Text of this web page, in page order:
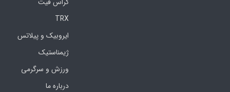
TRX
ایروبیک و پیلاتس
ژیمناستیک
ورزش و سرگرمی
درباره ما